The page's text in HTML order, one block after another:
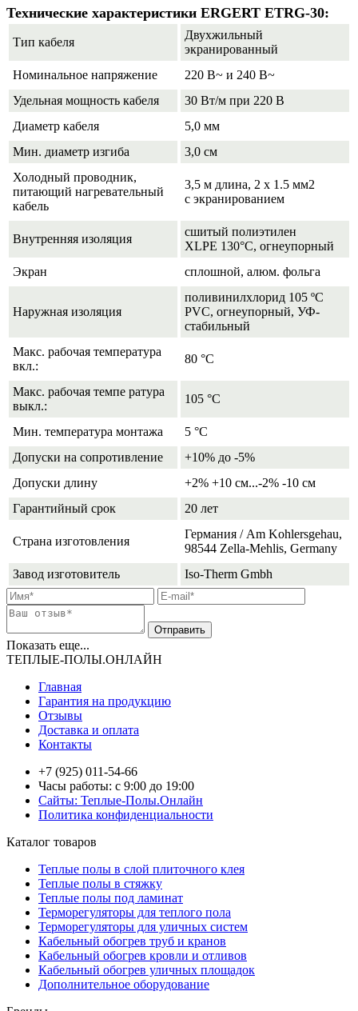
Технические характеристики ERGERT ETRG-30:
Тип кабеля
Двухжильный
экранированный
Номинальное напряжение
220 В~ и 240 В~
Удельная мощность кабеля
30 Вт/м при 220 В
Диаметр кабеля
5,0 мм
Мин. диаметр изгиба
3,0 см
Холодный проводник,
питающий нагревательный
кабель
3,5 м длина, 2 x 1.5 мм2
с экранированием
Внутренняя изоляция
сшитый полиэтилен
XLPE 130°C, огнеупорный
Экран
сплошной, алюм. фольга
Наружная изоляция
поливинилхлорид 105 ºС
PVC, огнеупорный, УФ-
стабильный
Макс. рабочая температура
вкл.:
80 °C
Макс. рабочая темпе ратура
выкл.:
105 °C
Мин. температура монтажа
5 °C
Допуски на сопротивление
+10% до -5%
Допуски длину
+2% +10 см...-2% -10 см
Гарантийный срок
20 лет
Страна изготовления
Германия / Am Kohlersgehau,
98544 Zella-Mehlis, Germany
Завод изготовитель
Iso-Therm Gmbh
Показать еще...
ТЕПЛЫЕ-ПОЛЫ.ОНЛАЙН
Главная
Гарантия на продукцию
Отзывы
Доставка и оплата
Контакты
+7 (925) 011-54-66
Часы работы: с 9:00 до 19:00
Сайты: Теплые-Полы.Онлайн
Политика конфиденциальности
Каталог товаров
Теплые полы в слой плиточного клея
Теплые полы в стяжку
Теплые полы под ламинат
Терморегуляторы для теплого пола
Терморегуляторы для уличных систем
Кабельный обогрев труб и кранов
Кабельный обогрев кровли и отливов
Кабельный обогрев уличных площадок
Дополнительное оборудование